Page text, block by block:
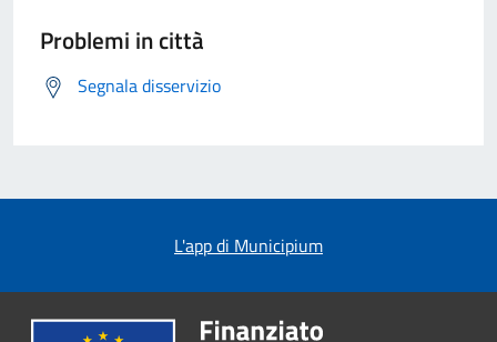
Problemi in città
Segnala disservizio
L'app di Municipium